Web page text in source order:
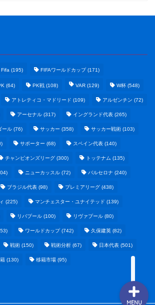
Fifa (195) FIFAワールドカップ(171)
(64) PK戦 (108) VAR (129) W杯 (548)
アトレティコ・マドリード (109) アルゼンチン (72)
アーセナル (317) イングランド代表 (265)
ール (76) サッカー (358) サッカー戦術 (103)
サポーター (68) スペイン代表 (140)
チャンピオンズリーグ (300) トッテナム (135)
ニューカッスル (72) バルセロナ (240)
ブラジル代表 (98) プレミアリーグ (438)
(225) マンチェスター・ユナイテッド (139)
リバプール (100) リヴァプール (80)
ワールドカップ(742) 久保建英 (82)
戦術 (150) 戦術分析 (67) 日本代表 (501)
(130) 移籍市場 (95)
MENU
テクノロジーまとめ
ビジネス・経済まとめ